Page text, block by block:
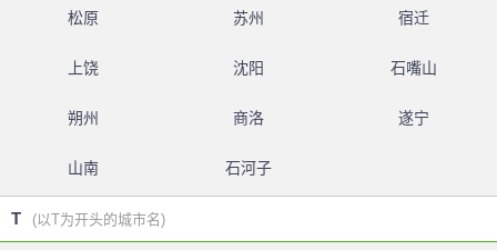
松原 苏州 宿迁
上饶 沈阳 石嘴山
朔州 商洛 遂宁
山南 石河子
T (以T为开头的城市名)